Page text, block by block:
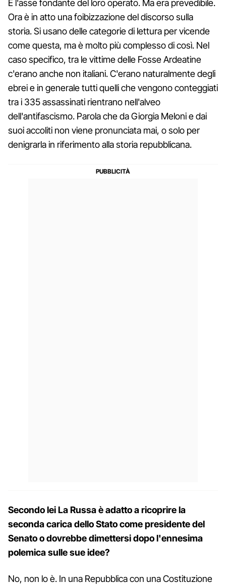
È l'asse fondante del loro operato. Ma era prevedibile.
Ora è in atto una foibizzazione del discorso sulla
storia. Si usano delle categorie di lettura per vicende
come questa, ma è molto più complesso di così. Nel
caso specifico, tra le vittime delle Fosse Ardeatine
c'erano anche non italiani. C'erano naturalmente degli
ebrei e in generale tutti quelli che vengono conteggiati
tra i 335 assassinati rientrano nell'alveo
dell'antifascismo. Parola che da Giorgia Meloni e dai
suoi accoliti non viene pronunciata mai, o solo per
denigrarla in riferimento alla storia repubblicana.
Secondo lei La Russa è adatto a ricoprire la
seconda carica dello Stato come presidente del
Senato o dovrebbe dimettersi dopo l'ennesima
polemica sulle sue idee?
No, non lo è. In una Repubblica con una Costituzione